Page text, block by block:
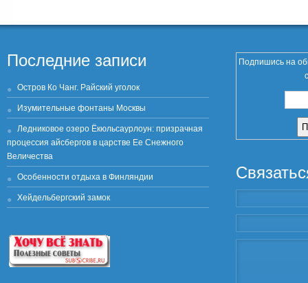
Последние записи
Остров Ко Чанг. Райский уголок
Изумительные фонтаны Москвы
Ледниковое озеро Ёкюльсаурлоун: призрачная
процессия айсбергов в царстве Ее Снежного
Величества
Особенности отдыха в Финляндии
Хейдельбергский замок
Подпишись на